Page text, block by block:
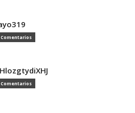
Comentarios
Comentarios